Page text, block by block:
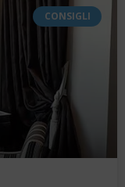
CONSIGLI